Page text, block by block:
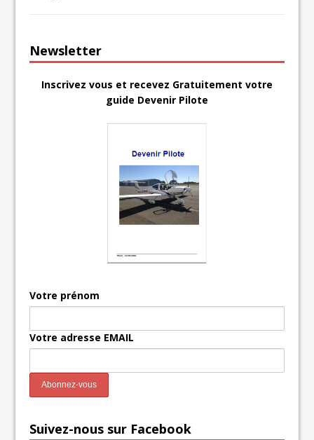
Newsletter
Inscrivez vous et recevez Gratuitement votre
guide Devenir Pilote
Votre prénom
Votre adresse EMAIL
Suivez-nous sur Facebook